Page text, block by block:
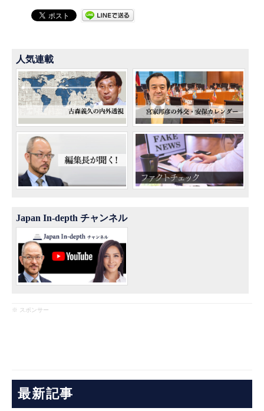
人気連載
Japan In-depth チャンネル
※ スポンサー
最新記事